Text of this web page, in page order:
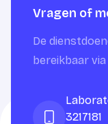
Vragen of
De
bereikbaar
3217181